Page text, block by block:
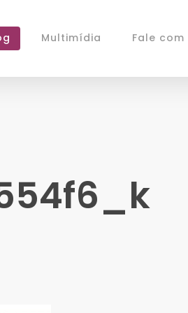
Multimídia Fale com